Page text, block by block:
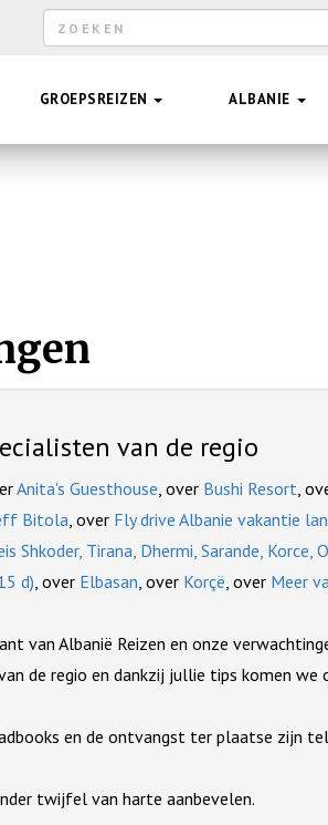
Zoekveld
GROEPSREIZEN ALBANIE
van de regio
Anita's Guesthouse, over Bushi Resort,
Bitola, over Fly drive Albanie vakantie
Shkoder, Tirana, Dhermi, Sarande, Korce,
d), over Elbasan, over Korçë, over Meer
van Albanië Reizen en onze
de regio en dankzij jullie tips komen
en de ontvangst ter plaatse zijn
twijfel van harte aanbevelen.